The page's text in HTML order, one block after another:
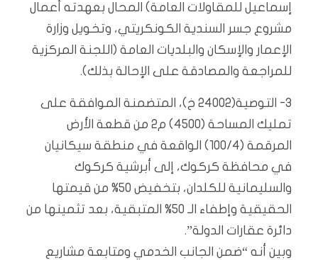
إسماعيل للمقاولات العامة) المحال بعهدته أعمال
مشروع جسر السندية الكونكريتي، وتخويل وزارة
الإعمار والإسكان والبلديات العامة (اللجنة المركزية
للمراجعة والمصادقة على الإحالة بذلك).
3- التوصية(24002 خ)، المتضمنة الموافقة على
تمليك المساحة (4500) م2 من قطعة الأرض
المرقمة (100/4) الواقعة في منطقة سيكانيان
في محافظة كركوك، إلى أبرشية كركوك
والسليمانية للكلدان، بتخفيض 50% من قيمتها
الحقيقية وإطفاء الـ 50% المتبقية، بعد تثمينها من
دائرة عقارات الدولة”.
وبين أنه “ضمن الجانب الخدمي ومتابعة مشاريع